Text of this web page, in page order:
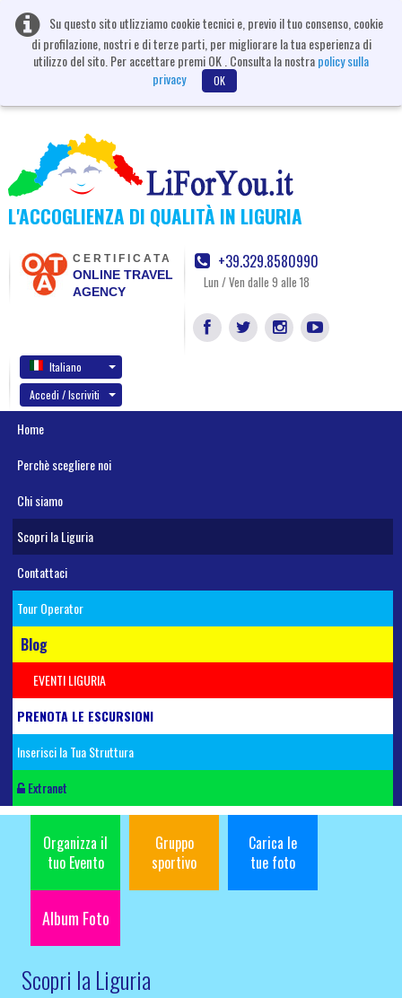
Su questo sito utlizziamo cookie tecnici e, previo il tuo consenso, cookie
di profilazione, nostri e di terze parti, per migliorare la tua esperienza di
utilizzo del sito. Per accettare premi OK . Consulta la nostrapolicy sulla
privacy
OK
L'ACCOGLIENZA DI QUALITÀ IN LIGURIA
CERTIFICATA
ONLINE TRAVEL
AGENCY
+39.329.8580990
Lun / Ven dalle 9 alle 18
Italiano
Accedi / Iscriviti
Home
Perchè scegliere noi
Chi siamo
Scopri la Liguria
Contattaci
Tour Operator
Blog
EVENTI LIGURIA
PRENOTA LE ESCURSIONI
Inserisci la Tua Struttura
Extranet
Organizza il
tuo Evento
Gruppo
sportivo
Carica le
tue foto
Album Foto
Scopri la Liguria